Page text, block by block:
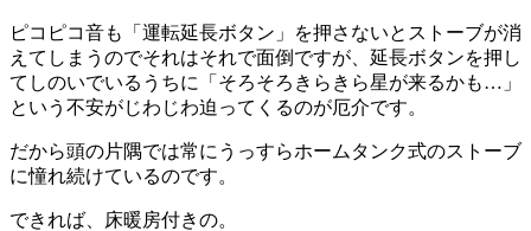
ピコピコ音も「運転延長ボタン」を押さないとストーブが消
えてしまうのでそれはそれで面倒ですが、延長ボタンを押し
てしのいでいるうちに「そろそろきらきら星が来るかも…」
という不安がじわじわ迫ってくるのが厄介です。
だから頭の片隅では常にうっすらホームタンク式のストーブ
に憧れ続けているのです。
できれば、床暖房付きの。